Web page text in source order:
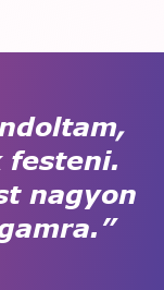
festeni.
nagyon